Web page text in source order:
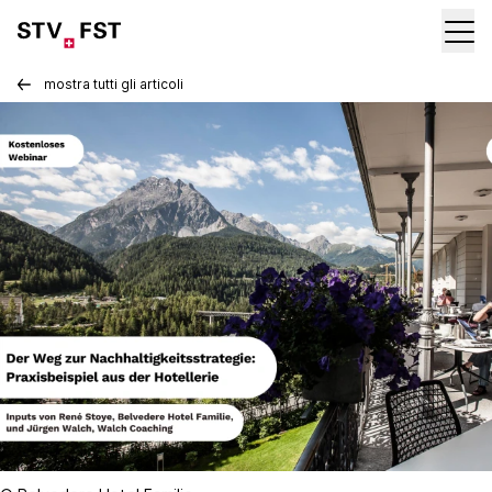
mostra tutti gli articoli